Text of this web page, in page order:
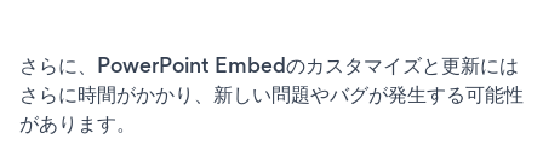
さらに、PowerPoint Embedのカスタマイズと更新には
さらに時間がかかり、新しい問題やバグが発生する可能性
があります。